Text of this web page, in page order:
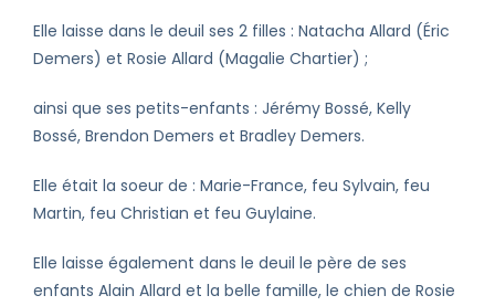
Elle laisse dans le deuil ses 2 filles : Natacha Allard (Éric
Demers) et Rosie Allard (Magalie Chartier) ;
ainsi que ses petits-enfants : Jérémy Bossé, Kelly
Bossé, Brendon Demers et Bradley Demers.
Elle était la soeur de : Marie-France, feu Sylvain, feu
Martin, feu Christian et feu Guylaine.
Elle laisse également dans le deuil le père de ses
enfants Alain Allard et la belle famille, le chien de Rosie